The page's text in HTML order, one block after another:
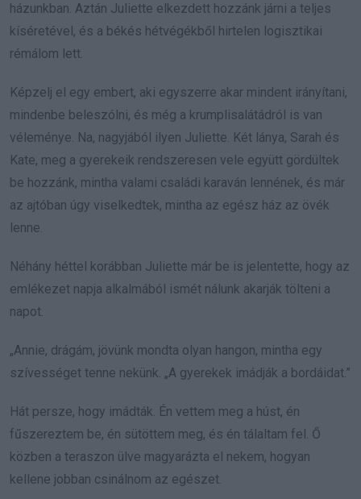
házunkban. Aztán Juliette elkezdett hozzánk járni a teljes
kíséretével, és a békés hétvégékből hirtelen logisztikai
rémálom lett.
Képzelj el egy embert, aki egyszerre akar mindent irányítani,
mindenbe beleszólni, és még a krumplisalátádról is van
véleménye. Na, nagyjából ilyen Juliette. Két lánya, Sarah és
Kate, meg a gyerekeik rendszeresen vele együtt gördültek
be hozzánk, mintha valami családi karaván lennének, és már
az ajtóban úgy viselkedtek, mintha az egész ház az övék
lenne.
Néhány héttel korábban Juliette már be is jelentette, hogy az
emlékezet napja alkalmából ismét nálunk akarják tölteni a
napot.
„Annie, drágám, jövünk mondta olyan hangon, mintha egy
szívességet tenne nekünk. „A gyerekek imádják a bordáidat.”
Hát persze, hogy imádták. Én vettem meg a húst, én
fűszereztem be, én sütöttem meg, és én tálaltam fel. Ő
közben a teraszon ülve magyarázta el nekem, hogyan
kellene jobban csinálnom az egészet.